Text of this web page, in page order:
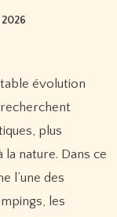
2026
plus
nature. Dans ce
l’une des
les